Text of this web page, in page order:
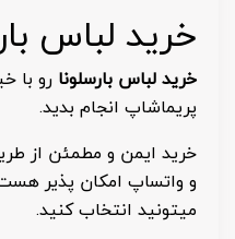
خرید لباس
خرید لباس بارسلونا رو با
پریماشاپ انجام بدید.
خرید ایمن و مطمئن از
و واتساپ امکان پذیر
میتونید انتخاب کنید.